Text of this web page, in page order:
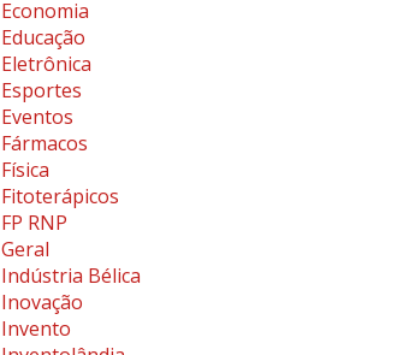
Economia
Educação
Eletrônica
Esportes
Eventos
Fármacos
Física
Fitoterápicos
FP RNP
Geral
Indústria Bélica
Inovação
Invento